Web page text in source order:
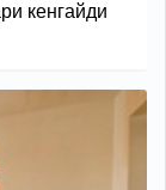
кенгайди